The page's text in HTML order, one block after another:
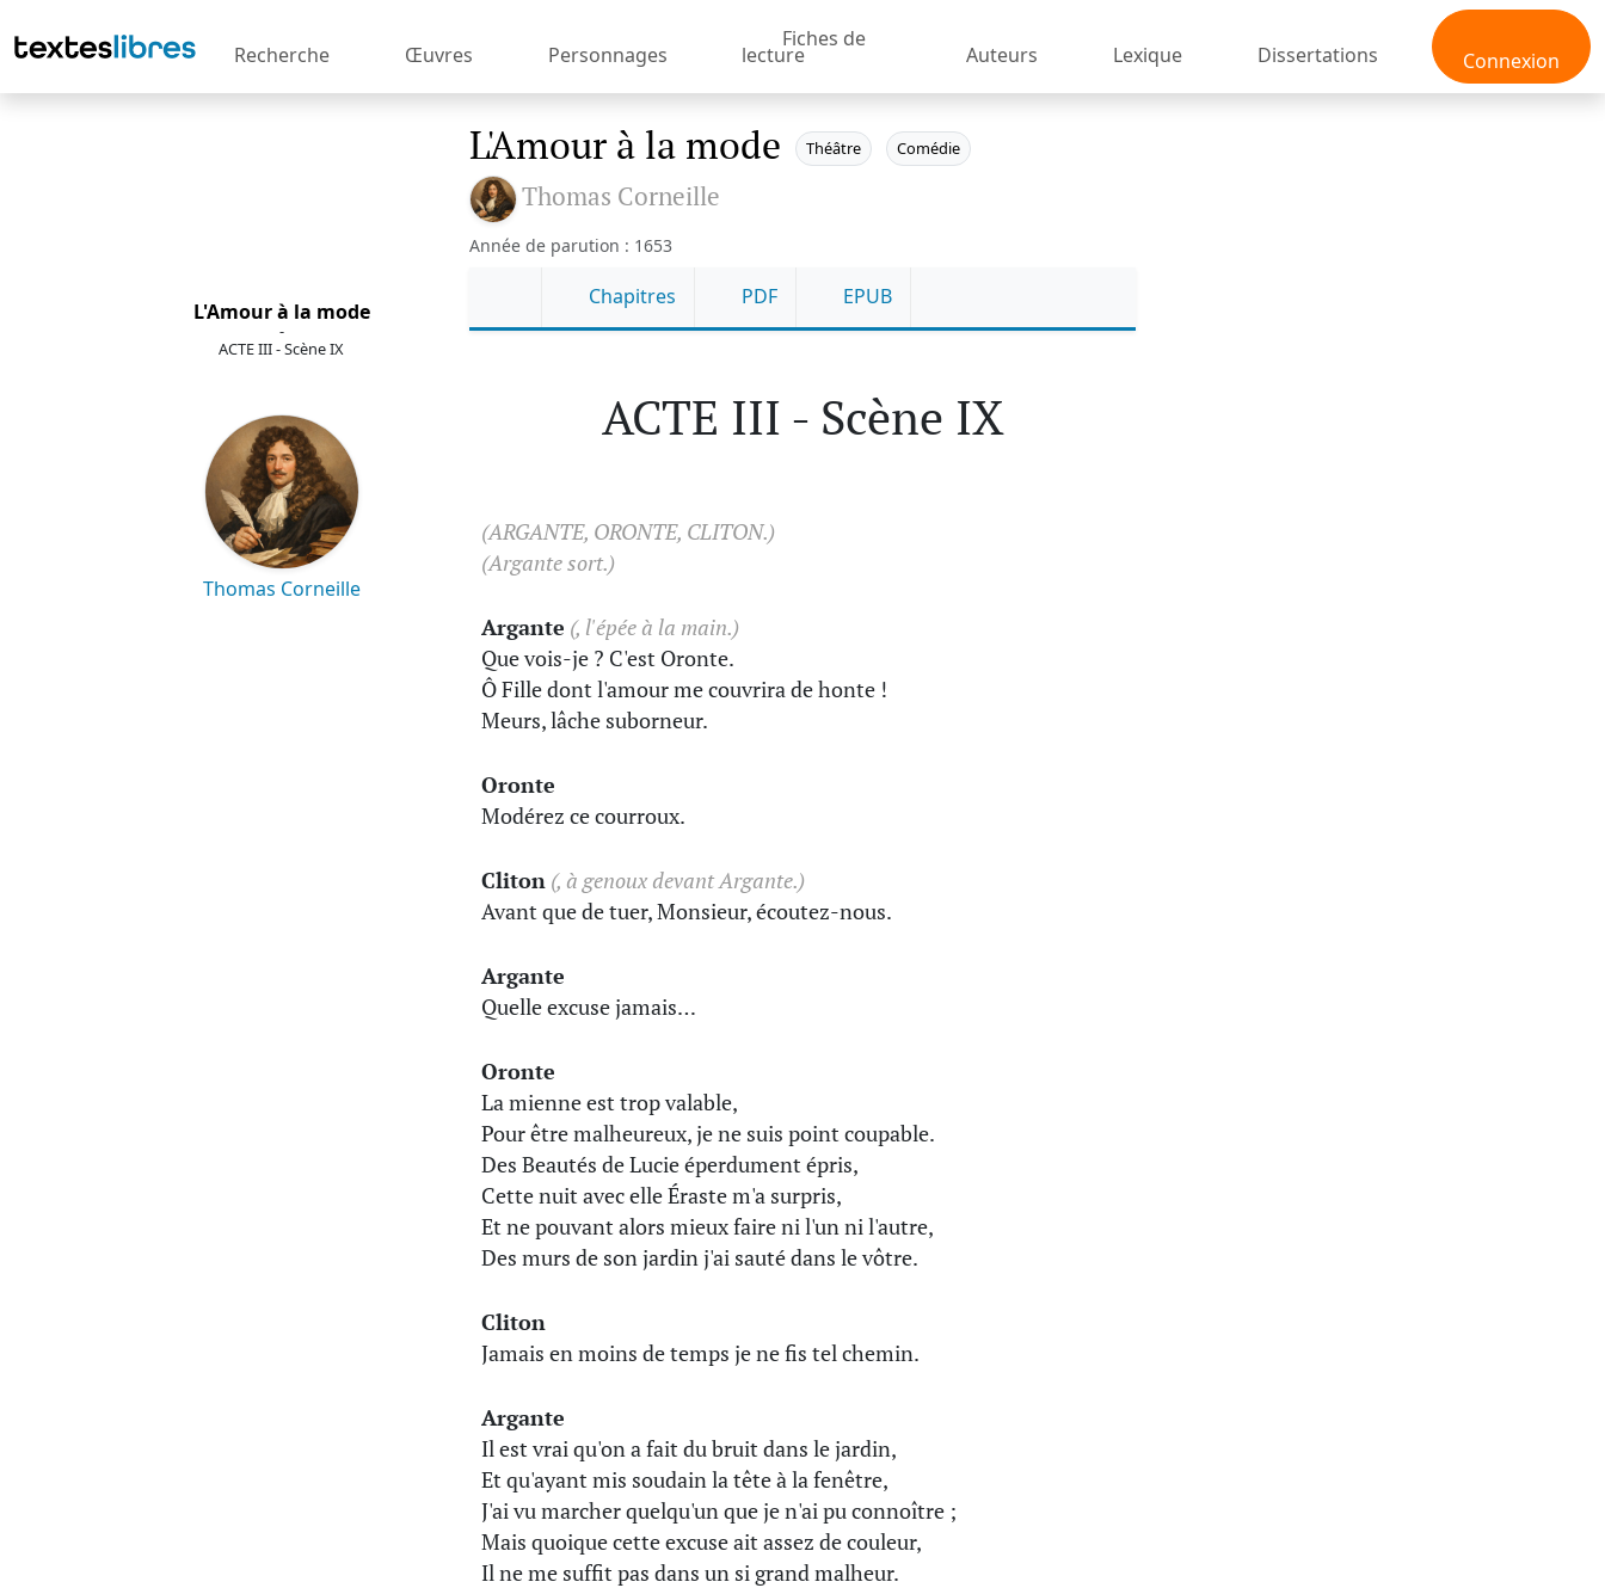
Connexion
Recherche Œuvres Personnages
Fiches de
lecture Auteurs Lexique Dissertations
L'Amour à la mode
-
ACTE III - Scène IX
Thomas Corneille
L'Amour à la mode Théâtre Comédie
Thomas Corneille
Année de parution : 1653
Chapitres PDF EPUB
ACTE III - Scène IX
(ARGANTE, ORONTE, CLITON.)
(Argante sort.)
Argante (, l'épée à la main.)
Que vois-je ? C'est Oronte.
Ô Fille dont l'amour me couvrira de honte !
Meurs, lâche suborneur.
Oronte
Modérez ce courroux.
Cliton (, à genoux devant Argante.)
Avant que de tuer, Monsieur, écoutez-nous.
Argante
Quelle excuse jamais…
Oronte
La mienne est trop valable,
Pour être malheureux, je ne suis point coupable.
Des Beautés de Lucie éperdument épris,
Cette nuit avec elle Éraste m'a surpris,
Et ne pouvant alors mieux faire ni l'un ni l'autre,
Des murs de son jardin j'ai sauté dans le vôtre.
Cliton
Jamais en moins de temps je ne fis tel chemin.
Argante
Il est vrai qu'on a fait du bruit dans le jardin,
Et qu'ayant mis soudain la tête à la fenêtre,
J'ai vu marcher quelqu'un que je n'ai pu connoître ;
Mais quoique cette excuse ait assez de couleur,
Il ne me suffit pas dans un si grand malheur.